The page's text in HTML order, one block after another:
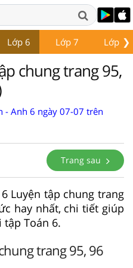
❯
Lớp 6 Lớp 7 Lớp 8
chung trang 95,
- Anh 6 ngày 07-07 trên
Trang sau
Luyện tập chung trang
hay nhất, chi tiết giúp
Toán 6.
trang 95, 96